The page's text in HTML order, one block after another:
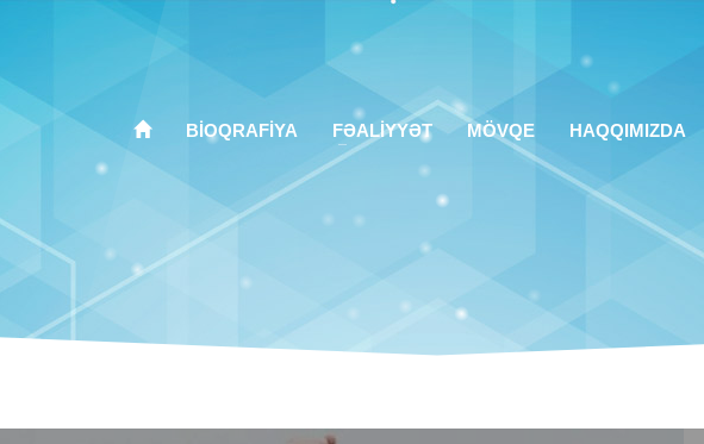
BİOQRAFİYA FƏALİYYƏT MÖVQE HAQQIMIZDA